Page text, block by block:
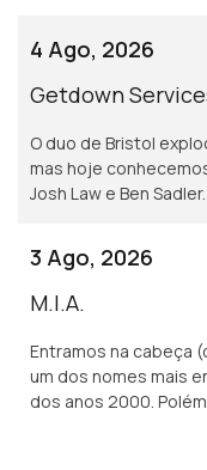
4 Ago, 2026
Getdown
O duo de Bristol
mas hoje
Josh Law e Ben Sadler.
3 Ago, 2026
M.I.A.
Entramos na cabeça
um dos nomes mais
dos anos 2000.